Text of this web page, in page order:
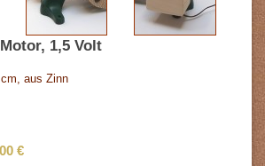
1,5 Volt
aus Zinn
€